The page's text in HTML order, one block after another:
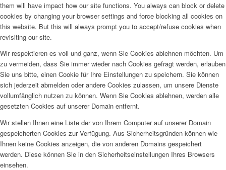
them will have impact how our site functions. You always can block or delete
cookies by changing your browser settings and force blocking all cookies on
this website. But this will always prompt you to accept/refuse cookies when
revisiting our site.
Wir respektieren es voll und ganz, wenn Sie Cookies ablehnen möchten. Um
zu vermeiden, dass Sie immer wieder nach Cookies gefragt werden, erlauben
Sie uns bitte, einen Cookie für Ihre Einstellungen zu speichern. Sie können
sich jederzeit abmelden oder andere Cookies zulassen, um unsere Dienste
vollumfänglich nutzen zu können. Wenn Sie Cookies ablehnen, werden alle
gesetzten Cookies auf unserer Domain entfernt.
Wir stellen Ihnen eine Liste der von Ihrem Computer auf unserer Domain
gespeicherten Cookies zur Verfügung. Aus Sicherheitsgründen können wie
Ihnen keine Cookies anzeigen, die von anderen Domains gespeichert
werden. Diese können Sie in den Sicherheitseinstellungen Ihres Browsers
einsehen.